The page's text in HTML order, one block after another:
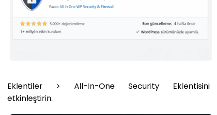
Eklentiler > All-In-One Security Eklentisini
etkinleştirin.